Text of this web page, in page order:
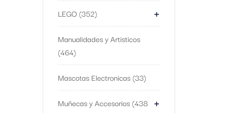
LEGO 352 +
Manualidades y Artisticos
464
Mascotas Electronicas 33
Muñecas y Accesorios 438 +